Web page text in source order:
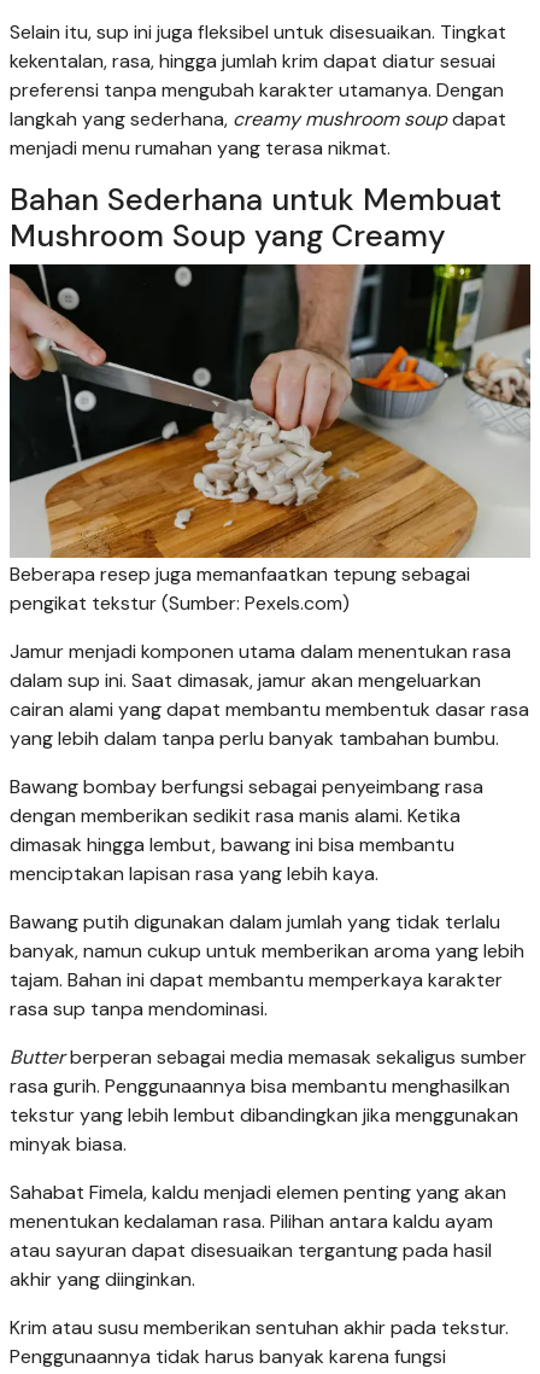
Selain itu, sup ini juga fleksibel untuk disesuaikan. Tingkat
kekentalan, rasa, hingga jumlah krim dapat diatur sesuai
preferensi tanpa mengubah karakter utamanya. Dengan
langkah yang sederhana, creamy mushroom soupdapat
menjadi menu rumahan yang terasa nikmat.
Bahan Sederhana untuk Membuat
Mushroom Soup yang Creamy
Beberapa resep juga memanfaatkan tepung sebagai
pengikat tekstur (Sumber: Pexels.com)
Jamur menjadi komponen utama dalam menentukan rasa
dalam sup ini. Saat dimasak, jamur akan mengeluarkan
cairan alami yang dapat membantu membentuk dasar rasa
yang lebih dalam tanpa perlu banyak tambahan bumbu.
Bawang bombay berfungsi sebagai penyeimbang rasa
dengan memberikan sedikit rasa manis alami. Ketika
dimasak hingga lembut, bawang ini bisa membantu
menciptakan lapisan rasa yang lebih kaya.
Bawang putih digunakan dalam jumlah yang tidak terlalu
banyak, namun cukup untuk memberikan aroma yang lebih
tajam. Bahan ini dapat membantu memperkaya karakter
rasa sup tanpa mendominasi.
Butterberperan sebagai media memasak sekaligus sumber
rasa gurih. Penggunaannya bisa membantu menghasilkan
tekstur yang lebih lembut dibandingkan jika menggunakan
minyak biasa.
Sahabat Fimela, kaldu menjadi elemen penting yang akan
menentukan kedalaman rasa. Pilihan antara kaldu ayam
atau sayuran dapat disesuaikan tergantung pada hasil
akhir yang diinginkan.
Krim atau susu memberikan sentuhan akhir pada tekstur.
Penggunaannya tidak harus banyak karena fungsi